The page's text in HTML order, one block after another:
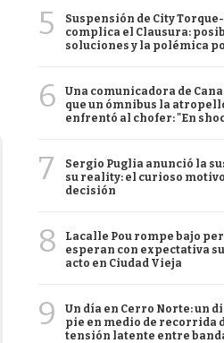
5
Suspensión de City
complica el Clausura:
soluciones y la polémica
6
Una comunicadora de
que un ómnibus la
enfrentó al chofer: "En
7
Sergio Puglia anunció la
su reality: el curioso
decisión
8
Lacalle Pou rompe bajo
esperan con expectativa
acto en Ciudad Vieja
9
Un día en Cerro Norte: un
pie en medio de recorrida
tensión latente entre